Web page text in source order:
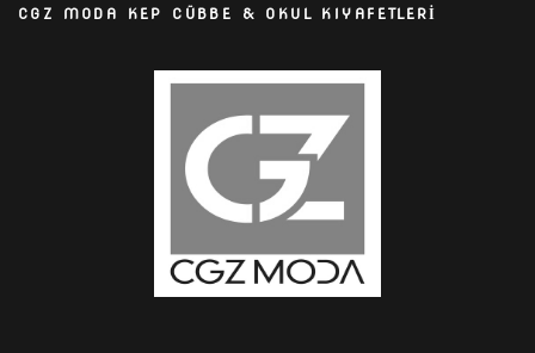
CGZ MODA KEP CÜBBE & OKUL KIYAFETLERİ